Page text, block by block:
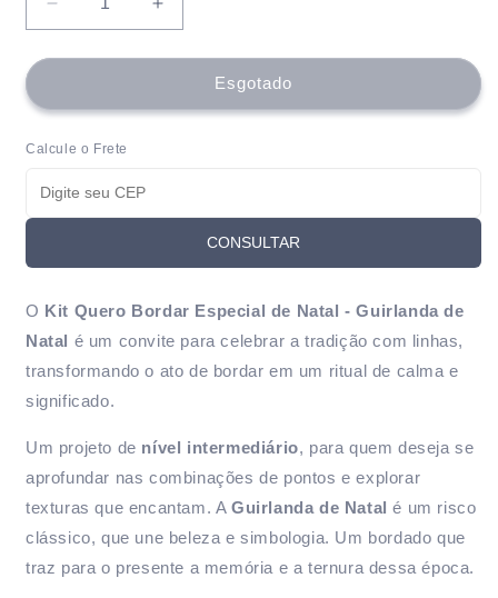
Diminuir
a
quantidade
Kit
Bordar
de
Natal
Material
+
vídeo
aula
Aumentar
a
quantidade
Kit
Natal
Material
+
vídeo
aula
Esgotado
Calcule o Frete
CONSULTAR
O Kit Quero Bordar Especial de Natal - Guirlanda de
Natal é um convite para celebrar a tradição com linhas,
transformando o ato de bordar em um ritual de calma e
significado.
Um projeto de nível intermediário, para quem deseja se
aprofundar nas combinações de pontos e explorar
texturas que encantam. AGuirlanda de Natalé um risco
clássico, que une beleza e simbologia. Um bordado que
traz para o presente a memória e a ternura dessa época.